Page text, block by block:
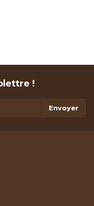
!
Envoyer